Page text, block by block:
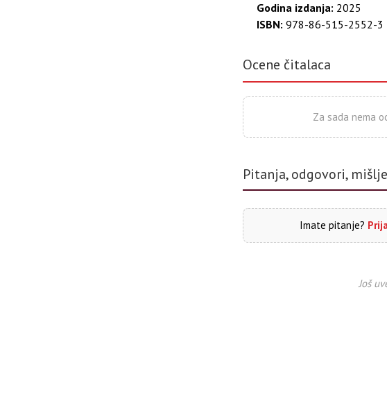
Godina izdanja: 2025
ISBN: 978-86-515-2552-3
Ocene čitalaca
Za sada nema
Pitanja, odgovori,
Imate pitanje?
Još